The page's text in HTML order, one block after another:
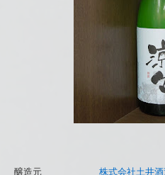
醸造元
株式会社土井